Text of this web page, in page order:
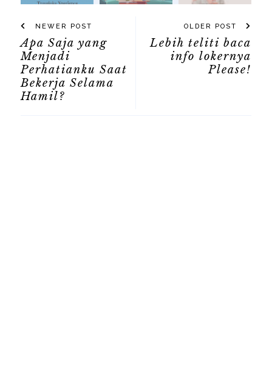
NEWER POST
Apa Saja yang
Menjadi
Perhatianku Saat
Bekerja Selama
Hamil?
OLDER POST
Lebih teliti baca
info lokernya
Please!